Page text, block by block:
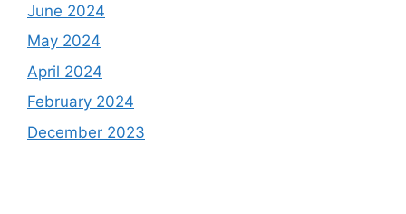
June 2024
May 2024
April 2024
February 2024
December 2023